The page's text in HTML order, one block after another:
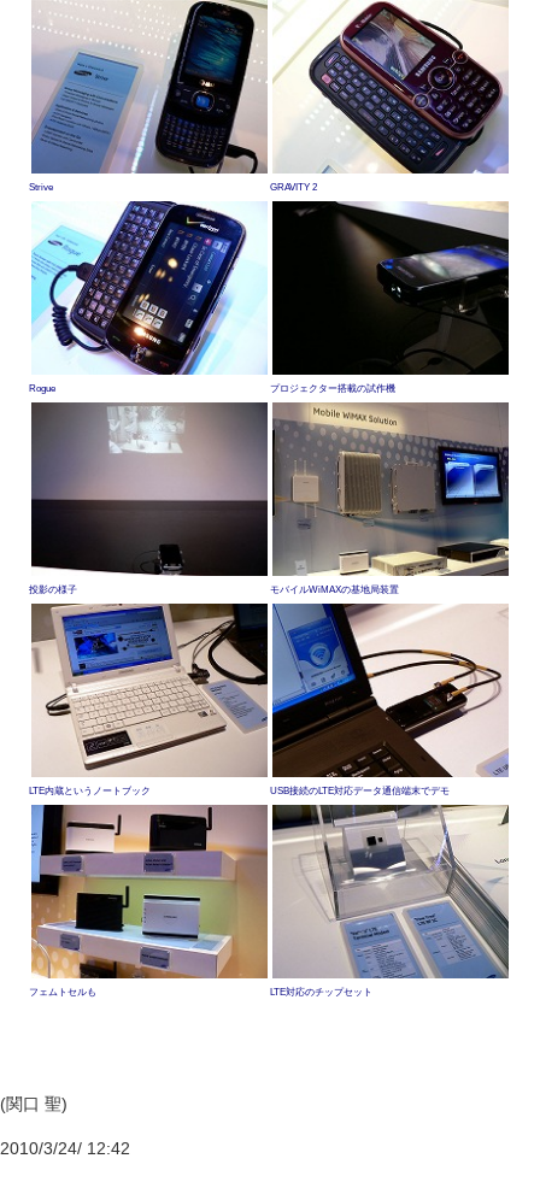
Strive GRAVITY 2
Rogue プロジェクター搭載の試作機
投影の様子 モバイルWiMAXの基地局装置
LTE内蔵というノートブック USB接続のLTE対応データ通信端末でデモ
フェムトセルも LTE対応のチップセット
(関口 聖)
2010/3/24/ 12:42